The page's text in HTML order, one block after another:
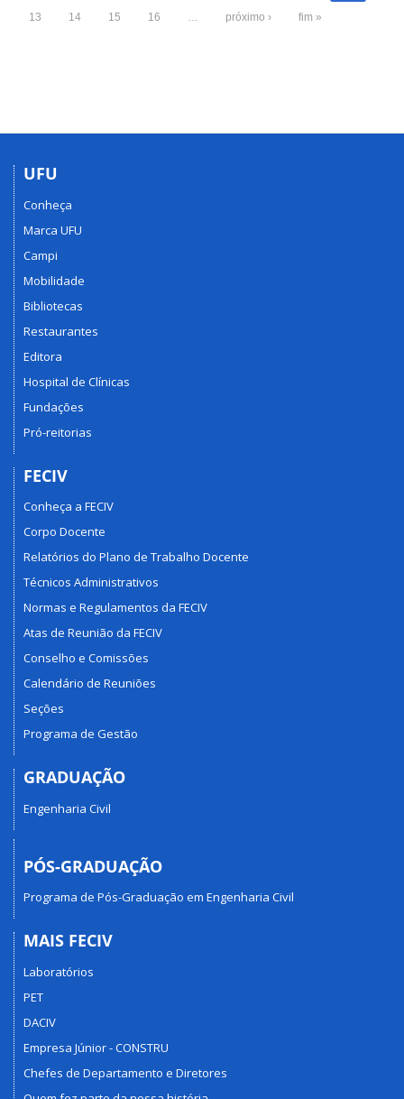
13 14 15 16 … próximo › fim »
UFU
Conheça
Marca UFU
Campi
Mobilidade
Bibliotecas
Restaurantes
Editora
Hospital de Clínicas
Fundações
Pró-reitorias
FECIV
Conheça a FECIV
Corpo Docente
Relatórios do Plano de Trabalho Docente
Técnicos Administrativos
Normas e Regulamentos da FECIV
Atas de Reunião da FECIV
Conselho e Comissões
Calendário de Reuniões
Seções
Programa de Gestão
GRADUAÇÃO
Engenharia Civil
PÓS-GRADUAÇÃO
Programa de Pós-Graduação em Engenharia Civil
MAIS FECIV
Laboratórios
PET
DACIV
Empresa Júnior - CONSTRU
Chefes de Departamento e Diretores